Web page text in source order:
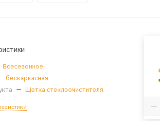
Всесезонное
бескаркасная
— Щетка стеклоочистителя